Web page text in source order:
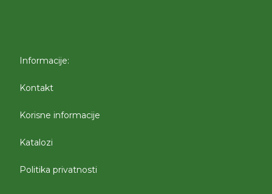
Informacije:
Kontakt
Korisne informacije
Katalozi
Politika privatnosti